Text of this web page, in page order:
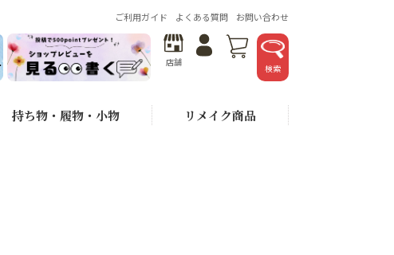
ご利用ガイド よくある質問 お問い合わせ
店舗
検索
持ち物・履物・小物 リメイク商品